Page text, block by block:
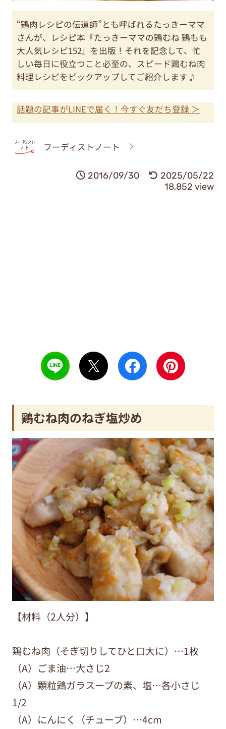
“鶏肉レシピの伝道師”とも呼ばれるたっきーママ
さんが、レシピ本『たっきーママの鶏むね 鶏もも
大人気レシピ152』を出版！それを記念して、忙
しい毎日に役立つこと必至の、スピード鶏むね肉
料理レシピをピックアップしてご紹介します♪
話題の記事がLINEで届く！今すぐ友だち登録 ＞
フーディストノート
2016/09/30
2025/05/22
18,852 view
鶏むね肉のねぎ塩炒め
【材料（2人分）】
鶏むね肉（そぎ切りしてひと口大に）…1枚
（A）ごま油…大さじ2
（A）顆粒鶏ガラスープの素、塩…各小さじ
1/2
（A）にんにく（チューブ）…4cm